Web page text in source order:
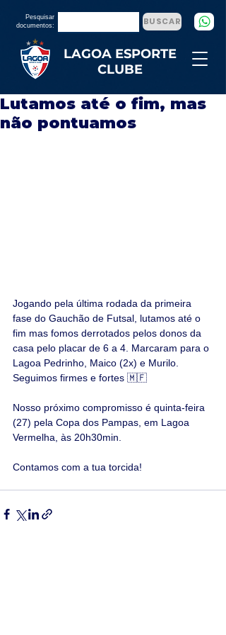
LAGOA ESPORTE
CLUBE
Pesquisar
documentos:
BUSCAR
Lutamos até o fim, mas
não pontuamos
Jogando pela última rodada da primeira
fase do Gauchão de Futsal, lutamos até o
fim mas fomos derrotados pelos donos da
casa pelo placar de 6 a 4. Marcaram para o
Lagoa Pedrinho, Maico (2x) e Murilo.
Seguimos firmes e fortes 🇲🇫
Nosso próximo compromisso é quinta-feira
(27) pela Copa dos Pampas, em Lagoa
Vermelha, às 20h30min.
Contamos com a tua torcida!